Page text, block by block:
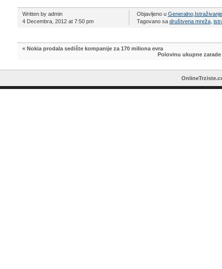
Written by admin
4 Decembra, 2012 at 7:50 pm
Objavljeno u Generalno, Istraživanje
Tagovano sa društvena mreža,
« Nokia prodala sedište kompanije za 170 miliona evra
Polovinu ukupne